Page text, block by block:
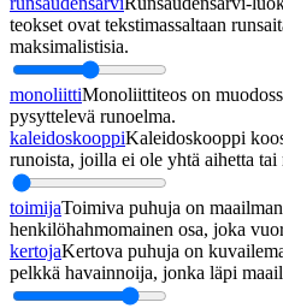
teokset ovat tekstimassaltaan
maksimalistisia.
monoliittiMonoliittiteos on
pysyttelevä runoelma.
kaleidoskooppiKaleidoskooppi
runoista, joilla ei ole yhtä aihetta tai
toimijaToimiva puhuja on
henkilöhahmomainen osa, joka
kertojaKertova puhuja on
pelkkä havainnoija, jonka läpi